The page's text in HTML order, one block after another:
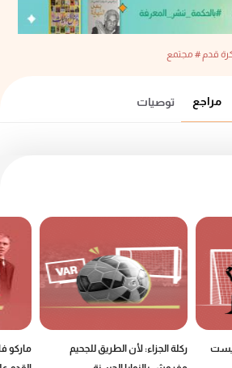
قدم # مجتمع
مراجع توصيات
ليست
ركلة الجزاء: لأن الطريق للجحيم
ماركو